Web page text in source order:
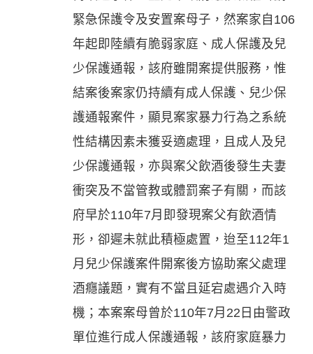
緊急保護令及安置案母子，然案家自106
年起即陸續有脆弱家庭、成人保護及兒
少保護通報，該府雖開案提供服務，惟
結案後案家仍持續有成人保護、兒少保
護通報案件，顯見案家暴力行為之系統
性結構因素未獲妥適處理，且成人及兒
少保護通報，亦與案父飲酒後發生夫妻
衝突及不當管教或體罰案子有關，而該
府早於110年7月即發現案父有飲酒情
形，卻遲未就此積極處置，迨至112年1
月兒少保護案件開案後方協助案父處理
酒癮議題，實有不當且延宕處遇介入時
機；本案案母曾於110年7月22日由警政
單位進行成人保護通報，該府家庭暴力